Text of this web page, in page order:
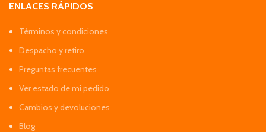
ENLACES RÁPIDOS
Términos y condiciones
Despacho y retiro
Preguntas frecuentes
Ver estado de mi pedido
Cambios y devoluciones
Blog